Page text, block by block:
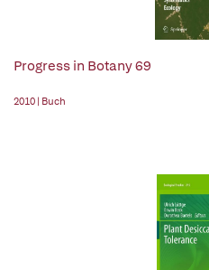
Progress in Botany 69
2010 | Buch